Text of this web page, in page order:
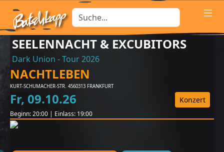
SEELENNACHT & EXCUBITORS
Dark Union - Tour 2026
NACHTLEBEN
KURT-SCHUMACHER-STR. 4560313 FRANKFURT
Fr, 09.10.26 Konzert
Beginn:20:00 | Einlass: 19:00